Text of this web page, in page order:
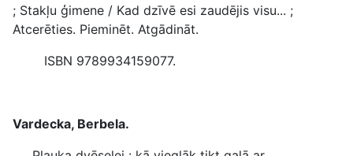
; Stakļu ģimene / Kad dzīvē esi zaudējis visu... ;
Atcerēties. Pieminēt. Atgādināt.
ISBN 9789934159077.
Vardecka, Berbela.